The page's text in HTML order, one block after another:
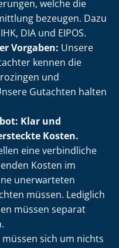
welche die
bezeugen. Dazu
DIA und EIPOS.
Vorgaben: Unsere
kennen die
und
Gutachten halten
Klar und
Kosten.
eine verbindliche
Kosten im
unerwarteten
müssen. Lediglich
müssen separat
müssen sich um nichts